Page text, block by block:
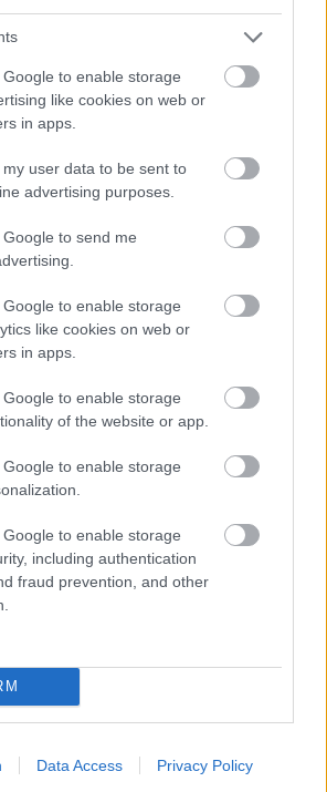
to enable storage
like cookies on web or
in apps.
user data to be sent to
advertising purposes.
to send me
to enable storage
like cookies on web or
in apps.
to enable storage
of the website or app.
to enable storage
to enable storage
including authentication
fraud prevention, and other
Data Access Privacy Policy
körkép
élvonal klubjai a téli átigazolási
történtekről.
be, hogy a Csakfoci az elsők
a Google-találatokban
a cikk? Megosztanád?
FOCI #NB I
e